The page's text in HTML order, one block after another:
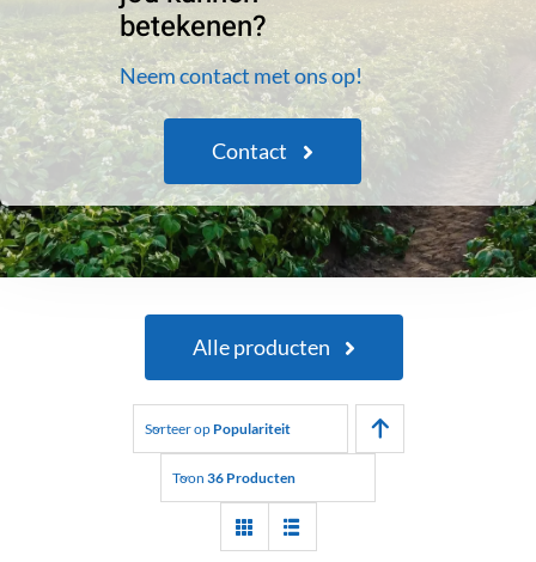
betekenen?
Neem contact met ons op!
Contact
Alle producten
Sorteer op Populariteit
Toon 36 Producten